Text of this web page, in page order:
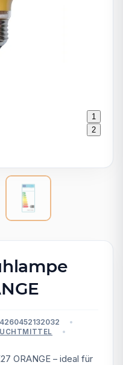
1
2
4260452132032
ORANGE – ideal für